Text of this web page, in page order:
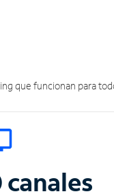
que funcionan para
canales